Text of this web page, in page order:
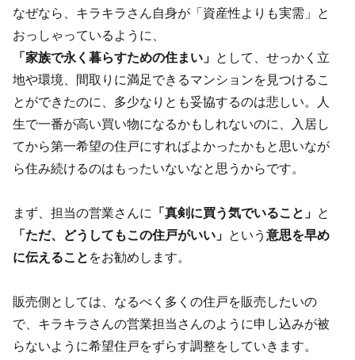
なぜなら、キラキラさん自身が「資産性よりも実需」と
おっしゃっているように、
「家族で永く暮らすための住まい」 として、せっかく立
地や環境、間取りに満足できるマンションを見つけるこ
とができたのに、多少なりとも妥協するのは悲しい。人
生で一番が高い買い物になるかもしれないのに、入居し
てから第一希望の住戸にすればよかったかもと思いなが
ら住み続けるのはもったいないなと思うからです。
まず、担当の営業さんに 「真剣に買う気でいること」 と
「ただ、どうしてもこの住戸がいい」 という意思を早め
に伝えること をお勧めします。
販売側としては、なるべく多くの住戸を販売したいの
で、キラキラさんの営業担当さんのように申し込みが被
らないように希望住戸をずらす調整をしていきます。